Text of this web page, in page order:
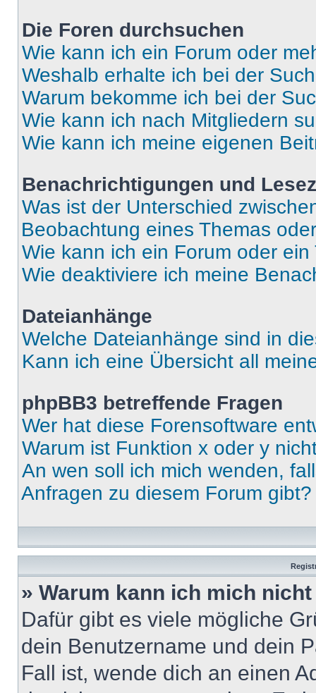
Die Foren durchsuchen
Wie kann ich ein Forum oder
Weshalb erhalte ich bei der
Warum bekomme ich bei der
Wie kann ich nach Mitgliedern
Wie kann ich meine eigenen
Benachrichtigungen und
Was ist der Unterschied
Beobachtung eines Themas
Wie kann ich ein Forum oder
Wie deaktiviere ich meine
Dateianhänge
Welche Dateianhänge sind in
Kann ich eine Übersicht all
phpBB3 betreffende Fragen
Wer hat diese Forensoftware
Warum ist Funktion x oder y
An wen soll ich mich wenden,
Anfragen zu diesem Forum gibt?
» Warum kann ich mich
Dafür gibt es viele mögliche
dein Benutzername und dein
Fall ist, wende dich an einen